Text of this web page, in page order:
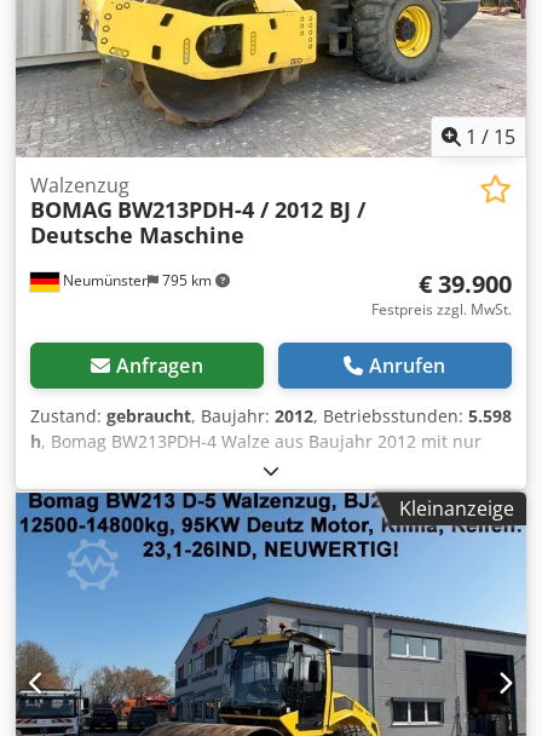
1 / 15
Neumünster 795 km
Walzenzug
BOMAG BW213PDH-4 / 2012 BJ /
Deutsche Maschine
€ 39.900
Festpreis zzgl. MwSt.
Anfragen Anrufen
Zustand: gebraucht, Baujahr: 2012, Betriebsstunden: 5.598
h, Bomag BW213PDH-4 Walze aus Baujahr 2012 mit nur
5.598 Betriebsstunden! ----* Hersteller: Bomag * Typ:
BW213PDH-4 * Baujahr: 2012 * Abgelesene
Betriebsstunden: ca. 5.598 * Betriebsgewicht: 13.100 KG *
A/C - Klima * Deutsche Maschine * 119 KW * Deutz Diesel
Motor * Weitere Fotos und Video auf Anfrage vorhanden *
Preis: 39.900 Euro, netto + 19% MwSt. ----Für weitere
Fragen bitte anrufen: For more question please call:
Chedpfx Ageyt Uireusa Erik Kortum: Whats App Kai Kortum
: Whats App Alle Angaben ohne Gewähr und Garantie,
Irrtümer und Zwischenverkauf vorbehalten.
Kleinanzeige